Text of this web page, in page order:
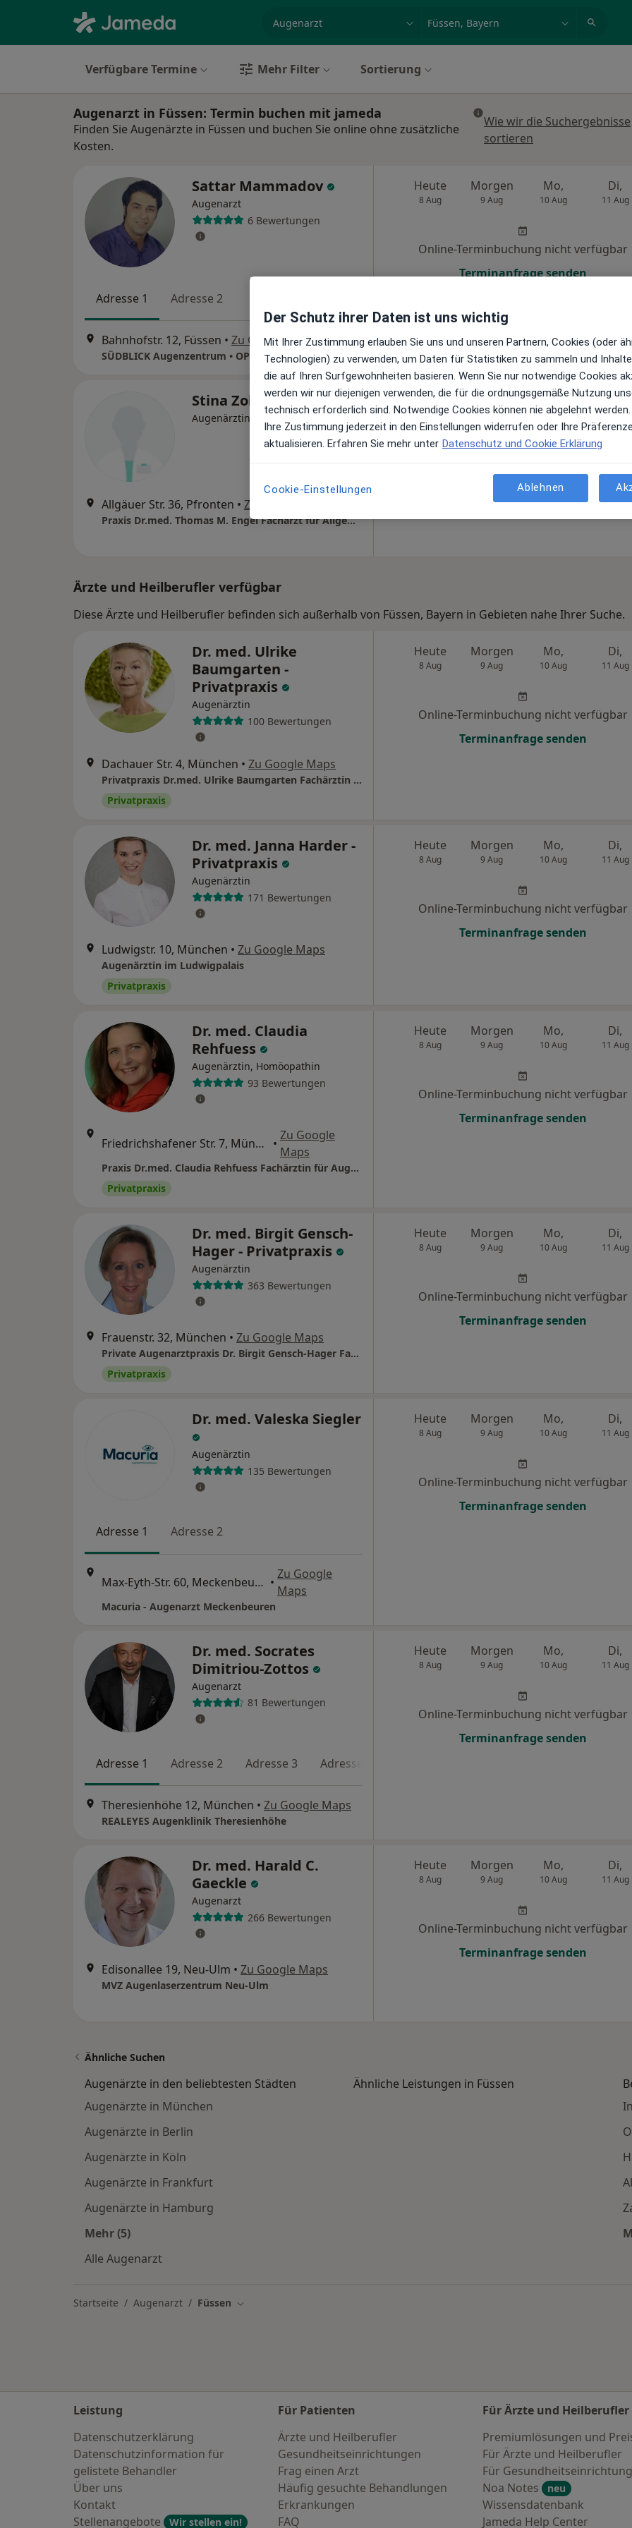
Verfügbare Termine Mehr Filter Sortierung
Augenarzt in Füssen: Termin buchen mit jameda
Finden Sie Augenärzte in Füssen und buchen Sie online ohne zusätzliche
Kosten.
Wie wir die Suchergebnisse
sortieren
Sattar Mammadov
Augenarzt
6 Bewertungen
Adresse 1 Adresse 2
Bahnhofstr. 12, Füssen • Zu Google Maps
SÜDBLICK Augenzentrum • OP Füssen
Heute
8 Aug
Morgen
9 Aug
Mo,
10 Aug
Di,
11 Aug
Online-Terminbuchung nicht verfügbar
Terminanfrage senden
Stina Zolotar
Augenärztin
Allgäuer Str. 36, Pfronten • Zu Google Maps
Praxis Dr.med. Thomas M. Engel Facharzt für Allgemeinmedizin
Heute
8 Aug
Morgen
9 Aug
Mo,
10 Aug
Di,
11 Aug
Terminanfrage senden
Ärzte und Heilberufler verfügbar
Diese Ärzte und Heilberufler befinden sich außerhalb von Füssen, Bayern in Gebieten nahe Ihrer Suche.
Dr. med. Ulrike
Baumgarten -
Privatpraxis
Augenärztin
100 Bewertungen
Dachauer Str. 4, München • Zu Google Maps
Privatpraxis Dr.med. Ulrike Baumgarten Fachärztin für Augenheilkunde
Privatpraxis
Heute
8 Aug
Morgen
9 Aug
Mo,
10 Aug
Di,
11 Aug
Online-Terminbuchung nicht verfügbar
Terminanfrage senden
Dr. med. Janna Harder -
Privatpraxis
Augenärztin
171 Bewertungen
Ludwigstr. 10, München • Zu Google Maps
Augenärztin im Ludwigpalais
Privatpraxis
Heute
8 Aug
Morgen
9 Aug
Mo,
10 Aug
Di,
11 Aug
Online-Terminbuchung nicht verfügbar
Terminanfrage senden
Dr. med. Claudia
Rehfuess
Augenärztin, Homöopathin
93 Bewertungen
Friedrichshafener Str. 7, München •
Zu Google
Maps
Praxis Dr.med. Claudia Rehfuess Fachärztin für Augenheilkunde
Privatpraxis
Heute
8 Aug
Morgen
9 Aug
Mo,
10 Aug
Di,
11 Aug
Online-Terminbuchung nicht verfügbar
Terminanfrage senden
Dr. med. Birgit Gensch-
Hager - Privatpraxis
Augenärztin
363 Bewertungen
Frauenstr. 32, München • Zu Google Maps
Private Augenarztpraxis Dr. Birgit Gensch-Hager Fachärztin für Augenheilkunde
Privatpraxis
Heute
8 Aug
Morgen
9 Aug
Mo,
10 Aug
Di,
11 Aug
Online-Terminbuchung nicht verfügbar
Terminanfrage senden
Dr. med. Valeska Siegler
Augenärztin
135 Bewertungen
Adresse 1 Adresse 2
Max-Eyth-Str. 60, Meckenbeuren •
Zu Google
Maps
Macuria - Augenarzt Meckenbeuren
Heute
8 Aug
Morgen
9 Aug
Mo,
10 Aug
Di,
11 Aug
Online-Terminbuchung nicht verfügbar
Terminanfrage senden
Dr. med. Socrates
Dimitriou-Zottos
Augenarzt
81 Bewertungen
Adresse 1 Adresse 2 Adresse 3 Adresse 4
Theresienhöhe 12, München • Zu Google Maps
REALEYES Augenklinik Theresienhöhe
Heute
8 Aug
Morgen
9 Aug
Mo,
10 Aug
Di,
11 Aug
Online-Terminbuchung nicht verfügbar
Terminanfrage senden
Dr. med. Harald C.
Gaeckle
Augenarzt
266 Bewertungen
Edisonallee 19, Neu-Ulm • Zu Google Maps
MVZ Augenlaserzentrum Neu-Ulm
Heute
8 Aug
Morgen
9 Aug
Mo,
10 Aug
Di,
11 Aug
Online-Terminbuchung nicht verfügbar
Terminanfrage senden
Ähnliche Suchen
Augenärzte in den beliebtesten Städten
Augenärzte in München
Augenärzte in Berlin
Augenärzte in Köln
Augenärzte in Frankfurt
Augenärzte in Hamburg
Mehr (5)
Alle Augenarzt
Ähnliche Leistungen in Füssen
Startseite Augenarzt Füssen Stadt ändern
Leistung
Datenschutzerklärung
Datenschutzinformation für
gelistete Behandler
Über uns
Kontakt
Stellenangebote
Wir stellen ein!
Für Patienten
Ärzte und Heilberufler
Gesundheitseinrichtungen
Frag einen Arzt
Häufig gesuchte Behandlungen
Erkrankungen
FAQ
Für Ärzte und Heilberufler
Premiumlösungen und
Für Ärzte und Heilberufler
Für
Noa Notes
neu
Wissensdatenbank
Jameda Help Center
Der Schutz ihrer Daten ist uns wichtig
Mit Ihrer Zustimmung erlauben Sie uns und unseren Partnern, Cookies (oder
Technologien) zu verwenden, um Daten für Statistiken zu sammeln und
die auf Ihren Surfgewohnheiten basieren. Wenn Sie nur notwendige Cookies
werden wir nur diejenigen verwenden, die für die ordnungsgemäße Nutzung
technisch erforderlich sind. Notwendige Cookies können nie abgelehnt werden.
Ihre Zustimmung jederzeit in den Einstellungen widerrufen oder Ihre
aktualisieren. Erfahren Sie mehr unter Datenschutz und Cookie Erklärung
Cookie-Einstellungen Ablehnen